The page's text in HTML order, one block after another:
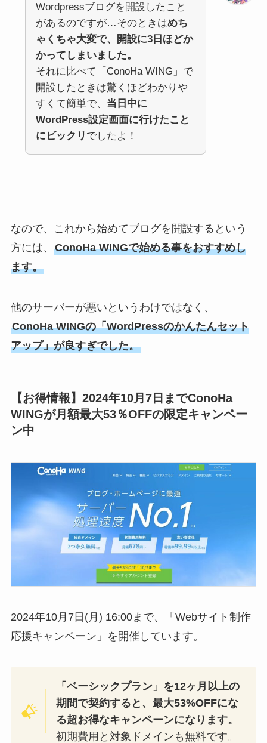
Wordpressブログを開設したこと
があるのですが…そのときはめち
ゃくちゃ大変で、開設に3日ほどか
かってしまいました。
それに比べて「ConoHa WING」で
開設したときは驚くほどわかりや
すくて簡単で、 当日中に
WordPress設定画面に行けたこと
にビックリ でしたよ！
なので、これから始めてブログを開設するという
方には、 ConoHa WINGで始める事をおすすめし
ます。
他のサーバーが悪いというわけではなく、
ConoHa WINGの「WordPressのかんたんセット
アップ」が良すぎでした。
【お得情報】2024年10月7日までConoHa
WINGが月額最大53％OFFの限定キャンペー
ン中
2024年10月7日(月) 16:00まで、「Webサイト制作
応援キャンペーン」を開催しています。
「ベーシックプラン」を12ヶ月以上の
期間で契約すると、最大53%OFFにな
る超お得なキャンペーンになります。
初期費用と対象ドメインも無料です。